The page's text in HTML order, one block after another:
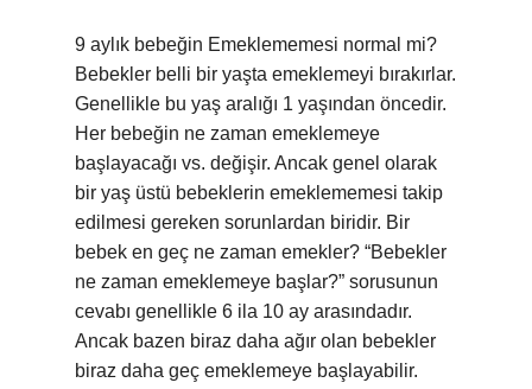
9 aylık bebeğin Emeklememesi normal mi?
Bebekler belli bir yaşta emeklemeyi bırakırlar.
Genellikle bu yaş aralığı 1 yaşından öncedir.
Her bebeğin ne zaman emeklemeye
başlayacağı vs. değişir. Ancak genel olarak
bir yaş üstü bebeklerin emeklememesi takip
edilmesi gereken sorunlardan biridir. Bir
bebek en geç ne zaman emekler? “Bebekler
ne zaman emeklemeye başlar?” sorusunun
cevabı genellikle 6 ila 10 ay arasındadır.
Ancak bazen biraz daha ağır olan bebekler
biraz daha geç emeklemeye başlayabilir.